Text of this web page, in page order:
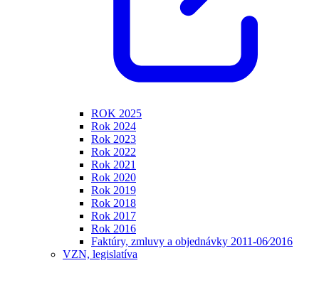
ROK 2025
Rok 2024
Rok 2023
Rok 2022
Rok 2021
Rok 2020
Rok 2019
Rok 2018
Rok 2017
Rok 2016
Faktúry, zmluvy a objednávky 2011-06⁄2016
VZN, legislatíva